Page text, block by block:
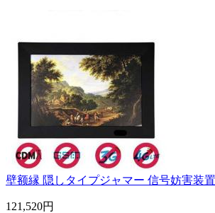
壁额縁 隠しタイプジャマー 信号妨害装
121,520円